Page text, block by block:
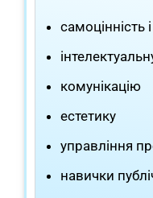
самоцінність
комунікацію
естетику
управління
навички